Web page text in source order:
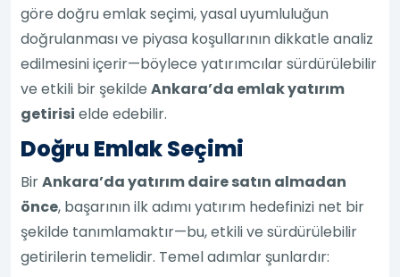
göre doğru emlak seçimi, yasal uyumluluğun
doğrulanması ve piyasa koşullarının dikkatle analiz
edilmesini içerir—böylece yatırımcılar sürdürülebilir
ve etkili bir şekildeAnkara’da emlak yatırım
getirisi elde edebilir.
Doğru Emlak Seçimi
BirAnkara’da yatırım daire satın almadan
önce, başarının ilk adımı yatırım hedefinizi net bir
şekilde tanımlamaktır—bu, etkili ve sürdürülebilir
getirilerin temelidir. Temel adımlar şunlardır: